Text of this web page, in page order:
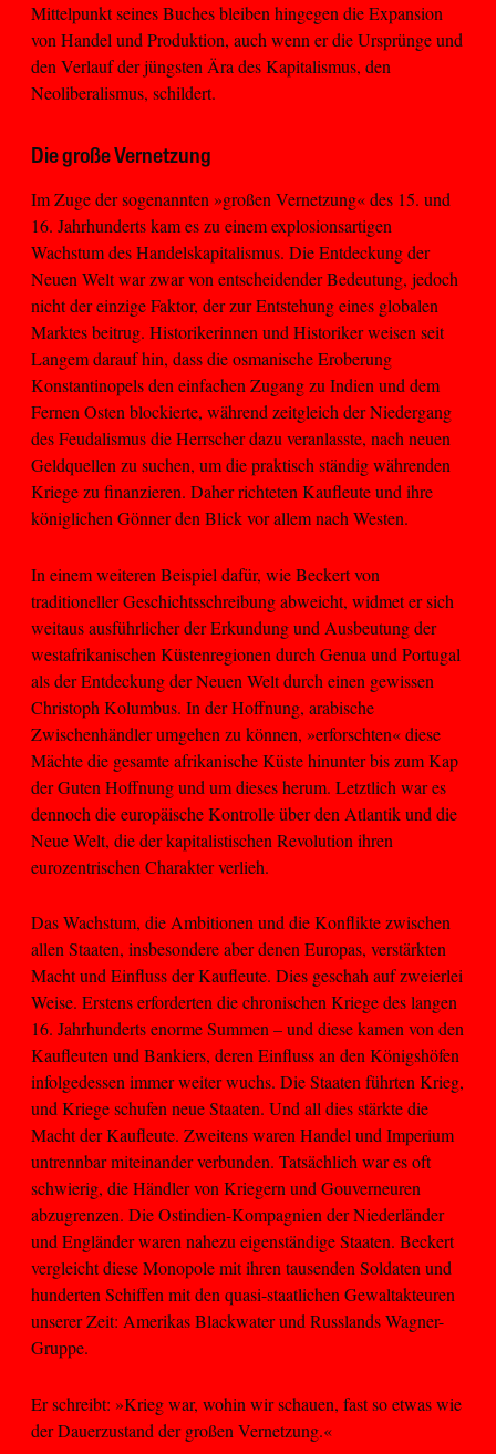
Mittelpunkt seines Buches bleiben hingegen die Expansion
von Handel und Produktion, auch wenn er die Ursprünge und
den Verlauf der jüngsten Ära des Kapitalismus, den
Neoliberalismus, schildert.
Die große Vernetzung
Im Zuge der sogenannten »großen Vernetzung« des 15. und
16. Jahrhunderts kam es zu einem explosionsartigen
Wachstum des Handelskapitalismus. Die Entdeckung der
Neuen Welt war zwar von entscheidender Bedeutung, jedoch
nicht der einzige Faktor, der zur Entstehung eines globalen
Marktes beitrug. Historikerinnen und Historiker weisen seit
Langem darauf hin, dass die osmanische Eroberung
Konstantinopels den einfachen Zugang zu Indien und dem
Fernen Osten blockierte, während zeitgleich der Niedergang
des Feudalismus die Herrscher dazu veranlasste, nach neuen
Geldquellen zu suchen, um die praktisch ständig währenden
Kriege zu finanzieren. Daher richteten Kaufleute und ihre
königlichen Gönner den Blick vor allem nach Westen.
In einem weiteren Beispiel dafür, wie Beckert von
traditioneller Geschichtsschreibung abweicht, widmet er sich
weitaus ausführlicher der Erkundung und Ausbeutung der
westafrikanischen Küstenregionen durch Genua und Portugal
als der Entdeckung der Neuen Welt durch einen gewissen
Christoph Kolumbus. In der Hoffnung, arabische
Zwischenhändler umgehen zu können, »erforschten« diese
Mächte die gesamte afrikanische Küste hinunter bis zum Kap
der Guten Hoffnung und um dieses herum. Letztlich war es
dennoch die europäische Kontrolle über den Atlantik und die
Neue Welt, die der kapitalistischen Revolution ihren
eurozentrischen Charakter verlieh.
Das Wachstum, die Ambitionen und die Konflikte zwischen
allen Staaten, insbesondere aber denen Europas, verstärkten
Macht und Einfluss der Kaufleute. Dies geschah auf zweierlei
Weise. Erstens erforderten die chronischen Kriege des langen
16. Jahrhunderts enorme Summen – und diese kamen von den
Kaufleuten und Bankiers, deren Einfluss an den Königshöfen
infolgedessen immer weiter wuchs. Die Staaten führten Krieg,
und Kriege schufen neue Staaten. Und all dies stärkte die
Macht der Kaufleute. Zweitens waren Handel und Imperium
untrennbar miteinander verbunden. Tatsächlich war es oft
schwierig, die Händler von Kriegern und Gouverneuren
abzugrenzen. Die Ostindien-Kompagnien der Niederländer
und Engländer waren nahezu eigenständige Staaten. Beckert
vergleicht diese Monopole mit ihren tausenden Soldaten und
hunderten Schiffen mit den quasi-staatlichen Gewaltakteuren
unserer Zeit: Amerikas Blackwater und Russlands Wagner-
Gruppe.
Er schreibt: »Krieg war, wohin wir schauen, fast so etwas wie
der Dauerzustand der großen Vernetzung.«